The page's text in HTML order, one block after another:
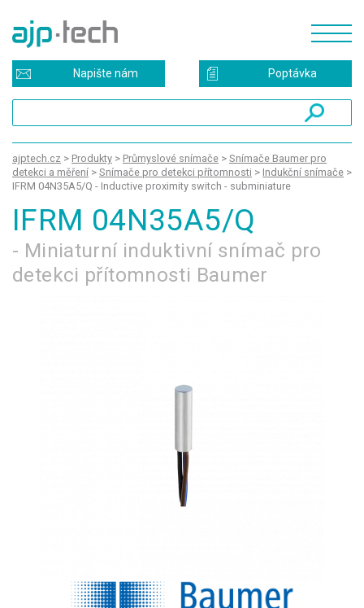
Poptávka
Napište nám
ajptech.cz > Produkty > Průmyslové snímače > Snímače Baumer pro
detekci a měření > Snímače pro detekci přítomnosti > Indukční snímače >
IFRM 04N35A5/Q - Inductive proximity switch - subminiature
IFRM 04N35A5/Q
- Miniaturní induktivní snímač pro
detekci přítomnosti Baumer